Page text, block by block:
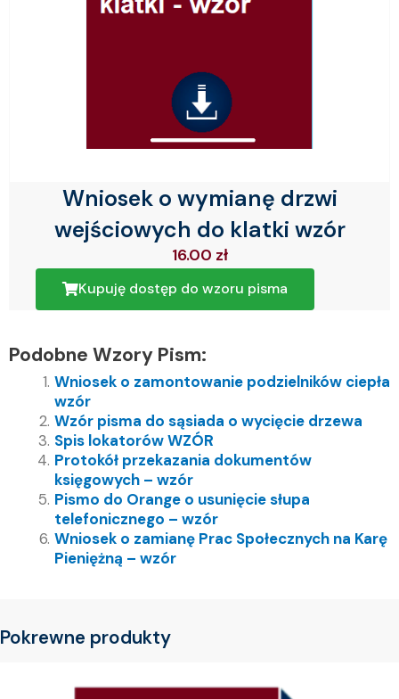
Wniosek o wymianę drzwi
wejściowych do klatki wzór
16.00 zł
Kupuję dostęp do wzoru pisma
Podobne Wzory Pism:
Wniosek o zamontowanie podzielników ciepła
wzór
Wzór pisma do sąsiada o wycięcie drzewa
Spis lokatorów WZÓR
Protokół przekazania dokumentów
księgowych – wzór
Pismo do Orange o usunięcie słupa
telefonicznego – wzór
Wniosek o zamianę Prac Społecznych na Karę
Pieniężną – wzór
Pokrewne produkty